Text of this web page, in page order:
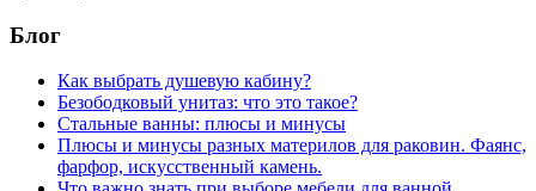
Блог
Как выбрать душевую кабину?
Безободковый унитаз: что это такое?
Стальные ванны: плюсы и минусы
Плюсы и минусы разных материлов для раковин. Фаянс,
фарфор, искусственный камень.